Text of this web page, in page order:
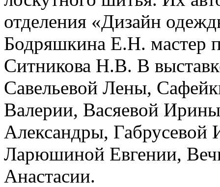
отделения «Дизайн
Бодряшкина Е.Н. мастер
Ситникова Н.В. В
Савельевой Лены,
Валерии, Васяевой
Александры,
Ларюшиной Евгении,
Анастасии.